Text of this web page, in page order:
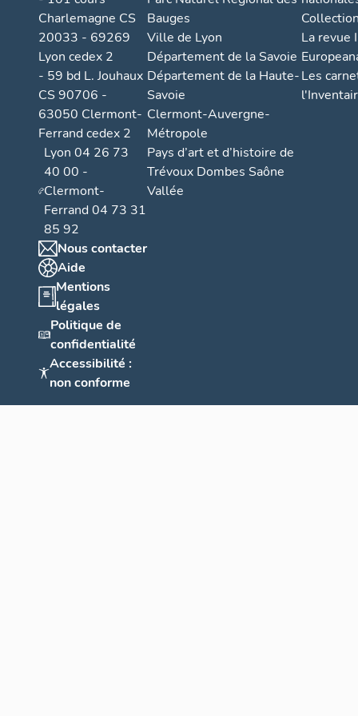
Charlemagne CS
20033 - 69269
Lyon cedex 2
- 59 bd L. Jouhaux
CS 90706 -
63050 Clermont-
Ferrand cedex 2
Lyon 04 26 73
40 00 -
Clermont-
Ferrand 04 73 31
85 92
Nous contacter
Aide
Mentions
légales
Politique de
confidentialité
Accessibilité :
non conforme
Bauges
Ville de Lyon
Département de la Savoie
Département de la Haute-
Savoie
Clermont-Auvergne-
Métropole
Pays d’art et d’histoire de
Trévoux Dombes Saône
Vallée
La revue
Les